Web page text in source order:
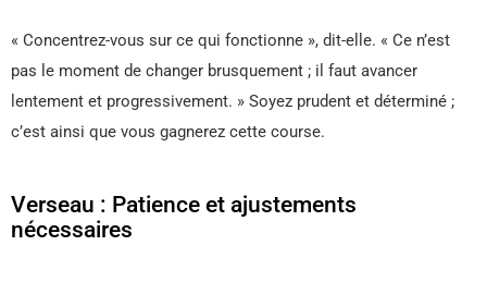
« Concentrez-vous sur ce qui fonctionne », dit-elle. « Ce n’est
pas le moment de changer brusquement ; il faut avancer
lentement et progressivement. » Soyez prudent et déterminé ;
c’est ainsi que vous gagnerez cette course.
Verseau : Patience et ajustements
nécessaires